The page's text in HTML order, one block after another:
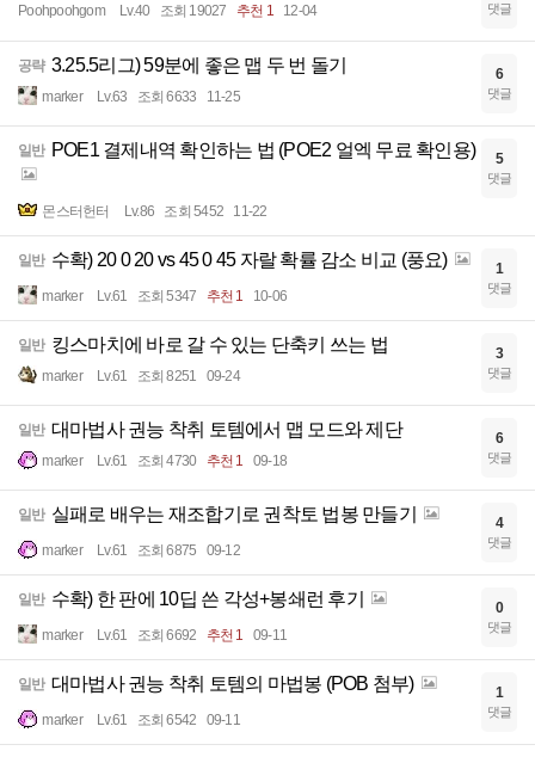
Poohpoohgom Lv.40 조회 19027 추천 1 12-04 댓글
공략 3.25.5리그) 59분에 좋은 맵 두 번 돌기
marker Lv.63 조회 6633 11-25
6
댓글
일반 POE1 결제내역 확인하는 법 (POE2 얼엑 무료 확인용)
몬스터헌터 Lv.86 조회 5452 11-22
5
댓글
일반 수확) 20 0 20 vs 45 0 45 자랄 확률 감소 비교 (풍요)
marker Lv.61 조회 5347 추천 1 10-06
1
댓글
일반 킹스마치에 바로 갈 수 있는 단축키 쓰는 법
marker Lv.61 조회 8251 09-24
3
댓글
일반 대마법사 권능 착취 토템에서 맵 모드와 제단
marker Lv.61 조회 4730 추천 1 09-18
6
댓글
일반 실패로 배우는 재조합기로 권착토 법봉 만들기
marker Lv.61 조회 6875 09-12
4
댓글
일반 수확) 한 판에 10딥 쓴 각성+봉쇄런 후기
marker Lv.61 조회 6692 추천 1 09-11
0
댓글
일반 대마법사 권능 착취 토템의 마법봉 (POB 첨부)
marker Lv.61 조회 6542 09-11
1
댓글